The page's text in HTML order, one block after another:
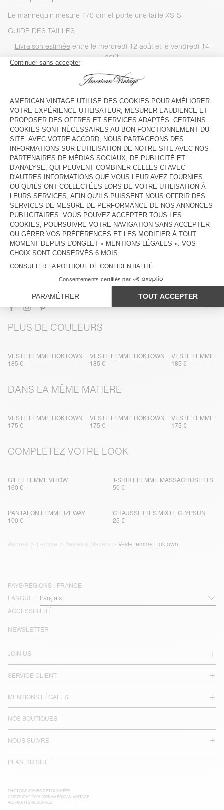
Le mannequin mesure 170 cm et porte une taille XS-S
GUIDE DES TAILLES
Livraison estimée entre le mercredi 12 août et le vendredi 14
août
AJOUTER AU PANIER
VOIR LA DISPONIBILITE EN MAGASIN
VOIR LE LOOK
DESCRIPTION
TAILLE ET COUPE
COMPOSITION
ENTRETIEN
TRAÇABILITÉ
LIVRAISON ET RETOURS
PLUS DE COULEURS
VESTE FEMME HOKTOWN
185 €
VESTE FEMME HOKTOWN
185 €
VESTE FEMME
185 €
DANS LA MÊME MATIÈRE
VESTE FEMME HOKTOWN
175 €
VESTE FEMME HOKTOWN
175 €
VESTE FEMME
175 €
COMPLÉTEZ VOTRE LOOK
GILET FEMME VITOW
160 €
T-SHIRT FEMME MASSACHUSETTS
50 €
PANTALON FEMME IZEWAY
100 €
CHAUSSETTES MIXTE CLYPSUN
25 €
Accueil Femme Vestes & blazers Veste femme Hoktown
PAYS/RÉGIONS : FRANCE
LANGUE :
ACCESSIBILITÉ
JOIN US
SERVICE CLIENT
MENTIONS LÉGALES
NOS BOUTIQUES
NOUS SUIVRE
PLAN DU SITE
NEWSLETTER
PHOTOGRAPHIES RETOUCHÉES
COPYRIGHT 2025-2026 AMERICAN VINTAGE
ALL RIGHTS RESERVED